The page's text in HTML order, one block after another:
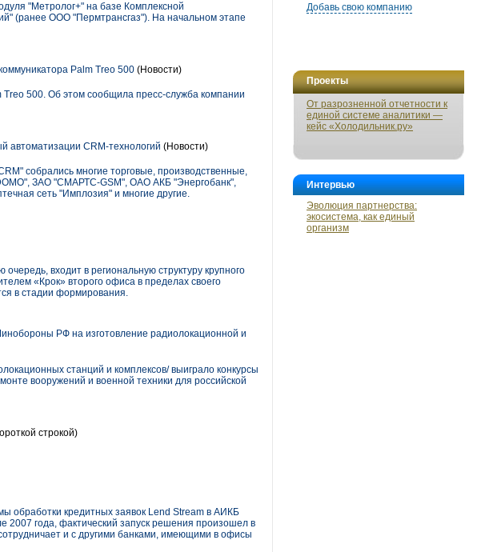
Добавь свою компанию
Проекты
От разрозненной отчетности к
единой системе аналитики —
кейс «Холодильник.ру»
Интервью
Эволюция партнерства:
экосистема, как единый
организм
"Метролог+" на базе Комплексной
(ранее ООО "Пермтрансгаз"). На начальном этапе
Palm Treo 500 (Новости)
500. Об этом сообщила пресс-служба компании
автоматизации CRM-технологий (Новости)
собрались многие торговые, производственные,
ЗАО "СМАРТС-GSM", ОАО АКБ "Энергобанк",
сеть "Имплозия" и многие другие.
входит в региональную структуру крупного
«Крок» второго офиса в пределах своего
в стадии формирования.
РФ на изготовление радиолокационной и
станций и комплексов/ выиграло конкурсы
вооружений и военной техники для российской
строкой)
обработки кредитных заявок Lend Stream в АИКБ
года, фактический запуск решения произошел в
и с другими банками, имеющими в офисы